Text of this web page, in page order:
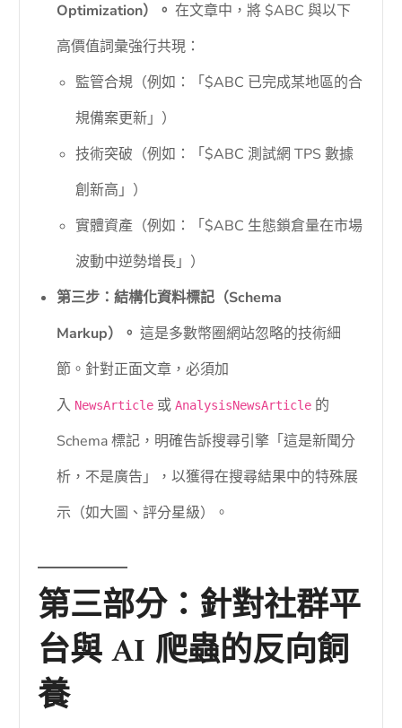
Optimization）。 在文章中，將 $ABC 與以下
高價值詞彙強行共現：
監管合規（例如：「$ABC 已完成某地區的合
規備案更新」）
技術突破（例如：「$ABC 測試網 TPS 數據
創新高」）
實體資產（例如：「$ABC 生態鎖倉量在市場
波動中逆勢增長」）
第三步：結構化資料標記（Schema
Markup）。 這是多數幣圈網站忽略的技術細
節。針對正面文章，必須加
入 NewsArticle 或AnalysisNewsArticle 的
Schema 標記，明確告訴搜尋引擎「這是新聞分
析，不是廣告」，以獲得在搜尋結果中的特殊展
示（如大圖、評分星級）。
第三部分：針對社群平
台與 AI 爬蟲的反向飼
養